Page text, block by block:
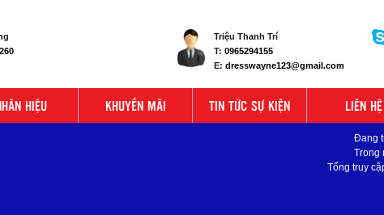
Triệu Thanh Trí
T: 0965294155
E: dresswayne123@gmail.com
HIỆU KHUYẾN MÃI TIN TỨC SỰ KIỆN LIÊN HỆ
Đang
Trong
Tổng truy